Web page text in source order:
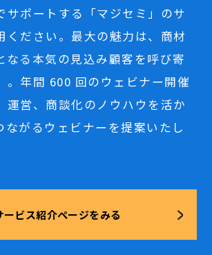
サポートする「マジセミ」のサ
ください。最大の魅力は、商材
なる本気の見込み顧客を呼び寄
。年間 600 回のウェビナー開催
運営、商談化のノウハウを活か
ながるウェビナーを提案いたし
ービス紹介ページをみる